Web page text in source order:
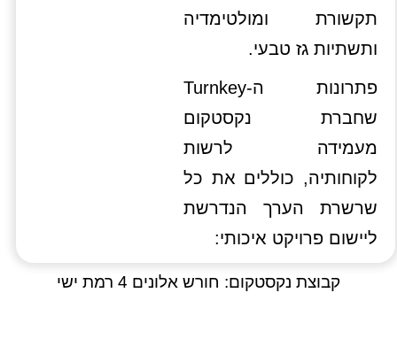
תקשורת ומולטימדיה
ותשתיות גז טבעי.
פתרונות ה-Turnkey
שחברת נקסטקום
מעמידה לרשות
לקוחותיה, כוללים את כל
שרשרת הערך הנדרשת
ליישום פרויקט איכותי:
קבוצת נקסטקום: חורש אלונים 4 רמת ישי